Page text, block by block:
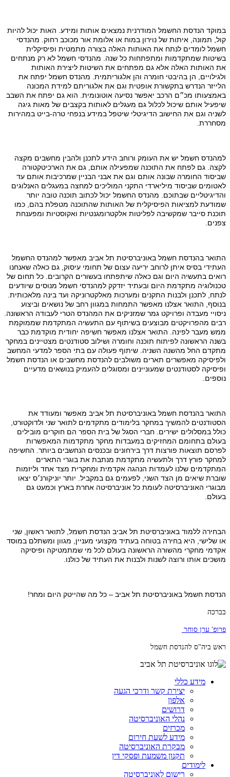
במוקד הנדסת החשמל המודרנית נמצאים אותות ומידע. האות יכול להיות
קול, תמונה, איתות של נוירון במוח או אלומת אור מכוכב רחוק. מהנדסי
חשמל לומדים לנתח את האותות האלה בצורה מתמטית ופיסיקלית
בשיטות שמתקדמות ומתפתחות כל שנה. מהנדסי חשמל לא רק מנתחים
את האותות האלה אלא גם מפתחים את השיטות ליצירת האותות
ולגילויים, הן בהיבטי חומרה והן אלגוריתמית. מהנדס חשמל יפתח את
הלייזר הנדרש בתקשורת אופטית וגם את אלגוריתם למידת המכונה
באמצעותו מכ״ם הרכב יאפשר נסיעה אוטונומית. הוא גם יפתח את השבב
שיפעיל אותם שיכול לכלול גם מעגלים לאותות בקצבים של מאות גיגה
לשניה וגם את החישוב הדיגיטלי שיטפל במידע בנפחי טרה-בייט במהירות
מסחררת.
למהנדס חשמל יש את העומק ורוחב הידע לתכנן ולהבין מחשבים מקצה
לקצה. גם לפתח את התוכנה שמפעילה אותם, גם את הארכיטקטורה
שביסוד החומרה שבונה אותם וגם את אבני הבניין שמרכיבות אותם עד
לאטומים שביסוד מיליארדי התקני המוליכים למחצה במעגלים האנלוגים
והדיגיטליים שבתוכם. מהנדס החשמל יכול לכתוב תוכנה טובה יותר
שמודעת למציאות הפיסיקלית של האותות שהתוכנה מטפלת בהם, כמו
תוכנת סייבר שמקשיבה לפליטות אלקטרומגנטיות ואקוסטיות ומפענחת
צפנים.
התואר בהנדסת חשמל באוניברסיטת תל אביב מאפשר למהנדס החשמל
העתידי בסיס איתן לרוחב יריעה עצום של תחומי עיסוק, גם כאלה שאנחנו
רואים בתעשיה היום וגם כאלה שיתפתחו בעשורים הקרובים. כל תחום של
טכנולוגיה מתקדמת היום ובעתיד יזדקק למהנדסי חשמל מנוסים שיודעים
לנתח, לתכנן ולבנות התקנים ומערכות מאלקטרוניקה ועד בינה מלאכותית.
בנוסף, התואר אצלנו מאפשר התמחות במגוון רחב של נושאים וביצוע
ניסויי מעבדה ופרויקט גמר שמזניקים את המהנדס הטרי לעבודה הראשונה.
רבים מהפרויקטים מבוצעים בשיתוף עם התעשיה המתקדמת שממוקמת
ממש מעבר לפינה. התואר אצלנו מאפשר חשיפה יחודית מוקדמת כבר
בשנה הראשונה לפיתוח תוכנה וחומרה ושילוב סטודנטים מצטיינים במחקר
מתקדם החל מהשנה השניה. שיתוף פעולה עם בתי הספר למדעי המחשב
ולפיסיקה מאפשרים תארים משולבים להנדסת מחשבים או הנדסת חשמל
ופיסיקה לסטודנטים שמעוניינים ומסוגלים להעמיק בנושאים מדעיים
נוספים.
התואר בהנדסת חשמל באוניברסיטת תל אביב מאפשר ומעודד את
הסטודנטים להמשיך במחקר בלימודים מתקדמים לתואר שני ולדוקטורט,
כולל במסלולים ישירים. חברי הסגל של בית הספר הם חוקרים מובילים
בעולם בתחומם המחזיקים במעבדות מחקר מתקדמות המאפשרות
לפרסם תוצאות פורצות דרך בירחונים ובכנסים הנחשבים ביותר. החשיפה
למחקר פורץ דרך ולתעשיה מתקדמת מנתבת את בוגרי התארים
המתקדמים שלנו לעמדות הנהגה אקדמית ומחקרית מצד אחד וליזמות
שוברת שיאים מן הצד השני, לפעמים גם במקביל. יותר יוניקורנ׳ס יצאו
מבוגרי האוניברסיטה לעומת כל אוניברסיטה אחרת בארץ וכמעט גם
בעולם.
הבחירה ללמוד באוניברסיטת תל אביב הנדסת חשמל, לתואר ראשון, שני
או שלישי, היא בחירה בטוחה בעתיד מקצועי מעניין, מגוון ומשתלם במוסד
אקדמי מחקרי מהשורה הראשונה בעולם לכל מי שמתמטיקה ופיסיקה
מושכים אותו ורוצה לשנות ולבנות את העתיד של כולנו.
הנדסת חשמל באוניברסיטת תל אביב – כל מה שהייטק היום ומחר!
בברכה
פרופ' ערן סוחר
ראש ביה"ס להנדסת חשמל
מידע כללי
יצירת קשר ודרכי הגעה
אלפון
דרושים
נהלי האוניברסיטה
מכרזים
מידע לשעת חירום
מבקרת האוניברסיטה
תקנון משמעת ופסקי דין
לימודים
רישום לאוניברסיטה